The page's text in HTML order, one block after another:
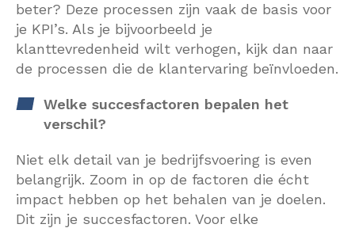
beter? Deze processen zijn vaak de basis voor
je KPI’s. Als je bijvoorbeeld je
klanttevredenheid wilt verhogen, kijk dan naar
de processen die de klantervaring beïnvloeden.
Welke succesfactoren bepalen het
verschil?
Niet elk detail van je bedrijfsvoering is even
belangrijk. Zoom in op de factoren die écht
impact hebben op het behalen van je doelen.
Dit zijn je succesfactoren. Voor elke